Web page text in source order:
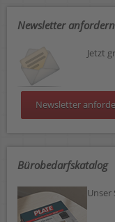
Newsletter anfordern
Jetzt
Newsletter
Bürobedarfskatalog
Unser